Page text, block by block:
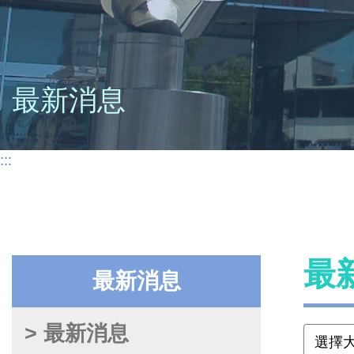
最新消息
:::
最新消息
> 最新消息
最